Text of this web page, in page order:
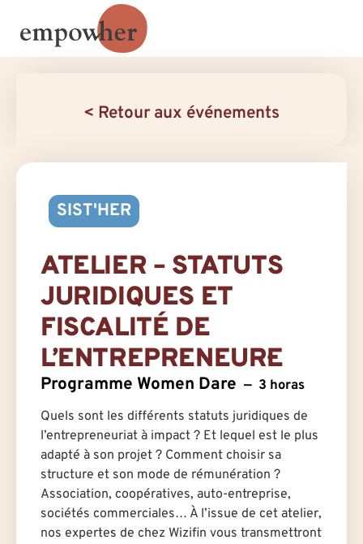
< Retour aux événements
SIST'HER
ATELIER – STATUTS
JURIDIQUES ET
FISCALITÉ DE
L’ENTREPRENEUR·E
Programme Women Dare 3 horas
Quels sont les différents statuts juridiques de
l’entrepreneuriat à impact ? Et lequel est le plus
adapté à son projet ? Comment choisir sa
structure et son mode de rémunération ?
Association, coopératives, auto-entreprise,
sociétés commerciales… À l’issue de cet atelier,
nos expert·e·s de chez Wizifin vous transmettront